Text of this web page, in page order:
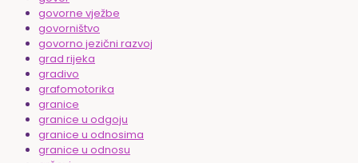
govorne vježbe
govorništvo
govorno jezični razvoj
grad rijeka
gradivo
grafomotorika
granice
granice u odgoju
granice u odnosima
granice u odnosu